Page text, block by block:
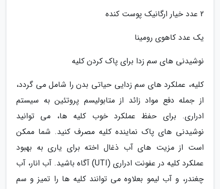
2 عدد خیار ارگانیک پوست کنده
یک عدد کاهوی رومینا
نوشیدنی های سم زدا برای پاک کردن کلیه
کلیه، عملکرد های سم زدایی حیاتی بدن را شامل می گردد،
از جمله دفع مواد زائد از متابولیسم پروتئین به سیستم
ادراری. برای حفظ عملکرد خوب کلیه ها، می توانید
نوشیدنی های پاک نماینده کلیه مصرف کنید. شما ممکن
است از مزیت های آب ذغال اخته برای یاری به بهبود
عملکرد کلیه در عفونت ادراری (UTI) آگاه باشید. آب انار، آب
چغندر، و آب لیمو بعلاوه می توانند کلیه ها را تمیز و سم